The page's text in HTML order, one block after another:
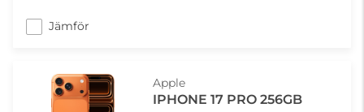
Jämför
Apple
IPHONE 17 PRO 256GB